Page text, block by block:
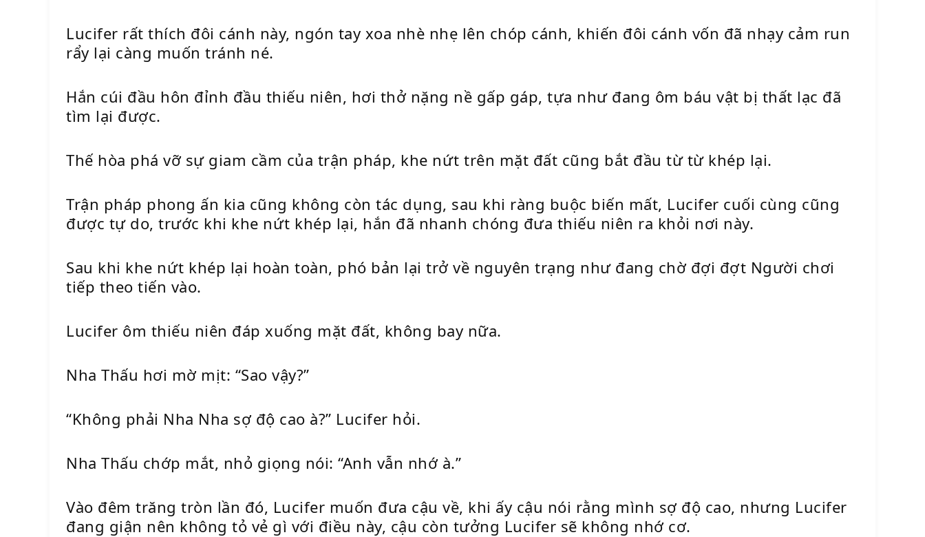
Lucifer rất thích đôi cánh này, ngón tay xoa nhè nhẹ lên chóp cánh, khiến đôi cánh vốn đã nhạy cảm run
rẩy lại càng muốn tránh né.
Hắn cúi đầu hôn đỉnh đầu thiếu niên, hơi thở nặng nề gấp gáp, tựa như đang ôm báu vật bị thất lạc đã
tìm lại được.
Thế hòa phá vỡ sự giam cầm của trận pháp, khe nứt trên mặt đất cũng bắt đầu từ từ khép lại.
Trận pháp phong ấn kia cũng không còn tác dụng, sau khi ràng buộc biến mất, Lucifer cuối cùng cũng
được tự do, trước khi khe nứt khép lại, hắn đã nhanh chóng đưa thiếu niên ra khỏi nơi này.
Sau khi khe nứt khép lại hoàn toàn, phó bản lại trở về nguyên trạng như đang chờ đợi đợt Người chơi
tiếp theo tiến vào.
Lucifer ôm thiếu niên đáp xuống mặt đất, không bay nữa.
Nha Thấu hơi mờ mịt: “Sao vậy?”
“Không phải Nha Nha sợ độ cao à?” Lucifer hỏi.
Nha Thấu chớp mắt, nhỏ giọng nói: “Anh vẫn nhớ à.”
Vào đêm trăng tròn lần đó, Lucifer muốn đưa cậu về, khi ấy cậu nói rằng mình sợ độ cao, nhưng Lucifer
đang giận nên không tỏ vẻ gì với điều này, cậu còn tưởng Lucifer sẽ không nhớ cơ.